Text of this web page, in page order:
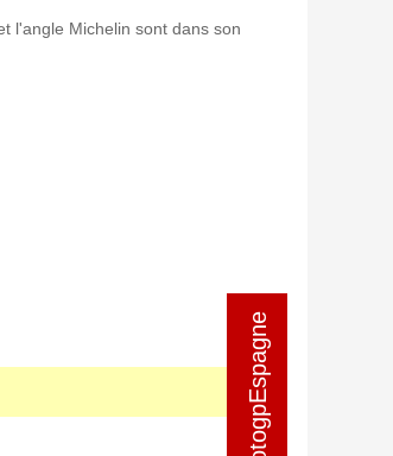
l'angle Michelin sont dans son